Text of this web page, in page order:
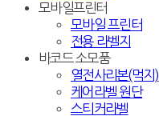
모바일프린터
모바일 프린터
전용 라벨지
바코드 소모품
열전사리본(먹지)
케어라벨 원단
스티커라벨